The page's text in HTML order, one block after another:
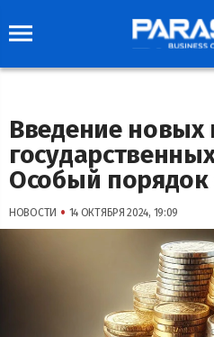
Введение новых
Особый порядок
НОВОСТИ • 14 ОКТЯБРЯ 2024, 19:09